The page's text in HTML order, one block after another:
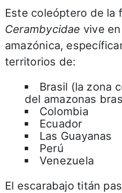
Este coleóptero de la
Cerambycidae vive
amazónica,
territorios de:
Brasil (la zona
del amazonas
Colombia
Ecuador
Las Guayanas
Perú
Venezuela
El escarabajo titán